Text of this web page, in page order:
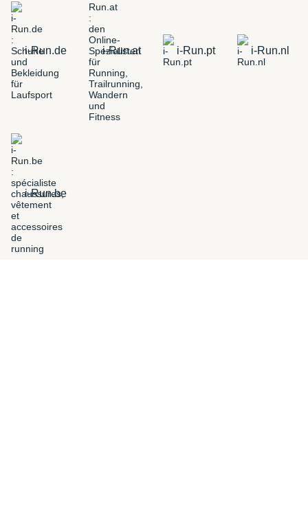
i-Run.de i-Run.at i-Run.pt i-Run.nl
i-Run.be